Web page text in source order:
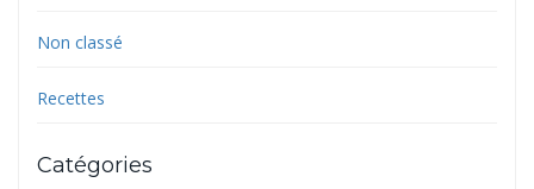
Non classé
Recettes
Catégories